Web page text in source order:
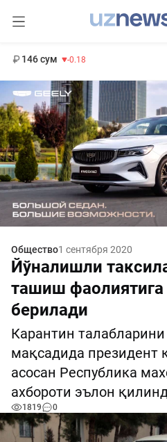
146 сум -0.18
Общество1 сентября 2020
Йўналишли
ташиш фаолиятига
берилади
Карантин
мақсадида президент
асосан Республика
ахбороти эълон
1819 0